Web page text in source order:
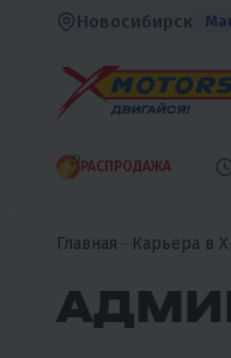
Новосибирск
РАСПРОДАЖА
Главная Карьера в